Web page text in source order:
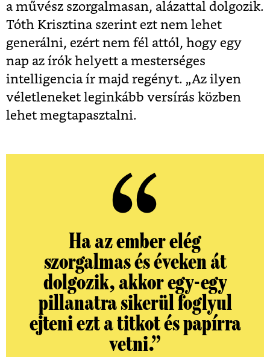
a művész szorgalmasan, alázattal dolgozik.
Tóth Krisztina szerint ezt nem lehet
generálni, ezért nem fél attól, hogy egy
nap az írók helyett a mesterséges
intelligencia ír majd regényt. „Az ilyen
véletleneket leginkább versírás közben
lehet megtapasztalni.
Ha az ember elég
szorgalmas és éveken át
dolgozik, akkor egy-egy
pillanatra sikerül foglyul
ejteni ezt a titkot és papírra
vetni.”